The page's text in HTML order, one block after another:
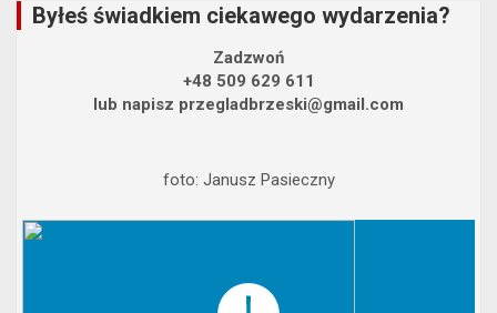
Byłeś świadkiem ciekawego wydarzenia?
Zadzwoń
+48 509 629 611
lub napisz przegladbrzeski@gmail.com
foto: Janusz Pasieczny